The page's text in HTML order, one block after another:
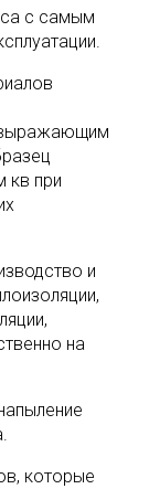
с самым
выражающим
кв при
и
на
которые